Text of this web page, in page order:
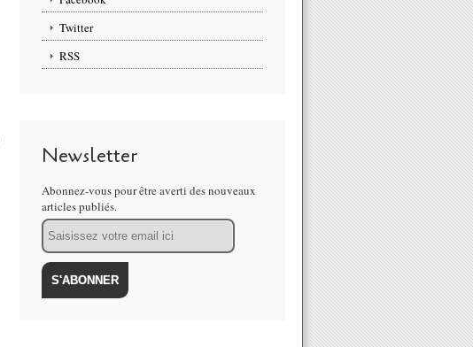
Twitter
RSS
Newsletter
Abonnez-vous pour être averti des nouveaux
articles publiés.
Email